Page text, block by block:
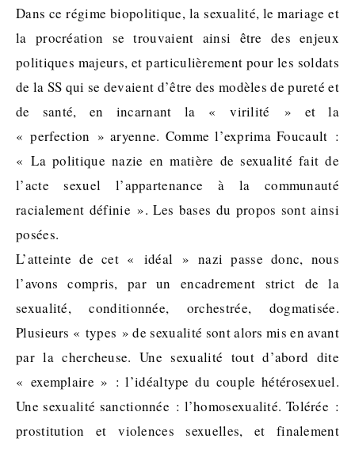
Dans ce régime biopolitique, la sexualité, le mariage et
la procréation se trouvaient ainsi être des enjeux
politiques majeurs, et particulièrement pour les soldats
de la SS qui se devaient d’être des modèles de pureté et
de santé, en incarnant la « virilité » et la
« perfection » aryenne. Comme l’exprima Foucault :
« La politique nazie en matière de sexualité fait de
l’acte sexuel l’appartenance à la communauté
racialement définie ». Les bases du propos sont ainsi
posées.
L’atteinte de cet « idéal » nazi passe donc, nous
l’avons compris, par un encadrement strict de la
sexualité, conditionnée, orchestrée, dogmatisée.
Plusieurs « types » de sexualité sont alors mis en avant
par la chercheuse. Une sexualité tout d’abord dite
« exemplaire » : l’idéaltype du couple hétérosexuel.
Une sexualité sanctionnée : l’homosexualité. Tolérée :
prostitution et violences sexuelles, et finalement